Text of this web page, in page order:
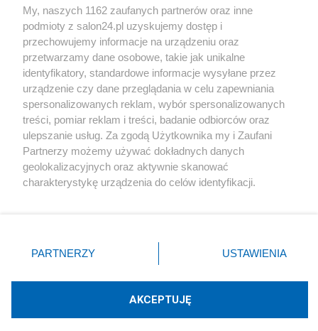
Społeczeństwo
Kultura
X Facebook Instagram Youtube
Technologię dostarcza:W3media.pl
My, naszych 1162 zaufanych partnerów oraz inne
podmioty z salon24.pl uzyskujemy dostęp i
przechowujemy informacje na urządzeniu oraz
przetwarzamy dane osobowe, takie jak unikalne
identyfikatory, standardowe informacje wysyłane przez
urządzenie czy dane przeglądania w celu zapewniania
spersonalizowanych reklam, wybór spersonalizowanych
treści, pomiar reklam i treści, badanie odbiorców oraz
ulepszanie usług. Za zgodą Użytkownika my i Zaufani
Partnerzy możemy używać dokładnych danych
geolokalizacyjnych oraz aktywnie skanować
charakterystykę urządzenia do celów identyfikacji.
zmienić/wycofać klikając przycisk ustawień prywatności
znajdujący się w lewym dolnym rogu strony
rodzaje przetwarzania danych nie wymagają zgody
użytkownika, ale masz prawo sprzeciwić się takiemu
PARTNERZY USTAWIENIA
AKCEPTUJĘ